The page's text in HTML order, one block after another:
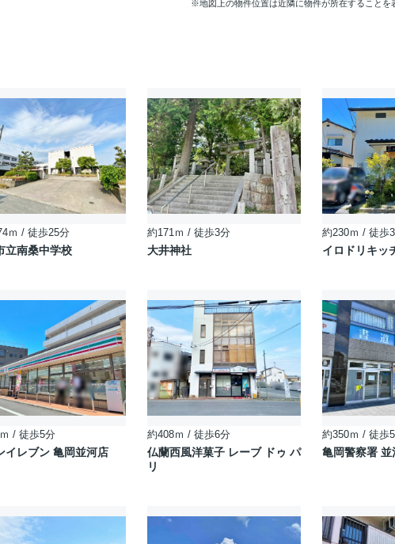
※地図上の物件位置は近隣に物件が所在することを
ｍ / 徒歩25分
立南桑中学校
約171ｍ / 徒歩3分
大井神社
約230ｍ / 徒歩
イロドリキッ
/ 徒歩5分
イレブン 亀岡並河店
約408ｍ / 徒歩6分
仏蘭西風洋菓子 レーブ ドゥ パ
リ
約350ｍ / 徒歩
亀岡警察署 並